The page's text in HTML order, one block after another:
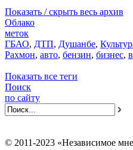
Показать / скрыть весь архив
Облако
меток
ГБАО, ДТП, Душанбе,
Рахмон, авто, бензин, бизнес,
Показать все теги
Поиск
по сайту
© 2011-2023 «Независимое